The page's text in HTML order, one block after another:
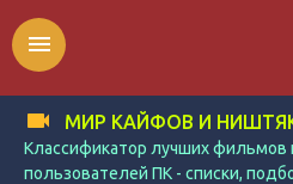
МИР КАЙФОВ И
Классификатор лучших фильмов
пользователей ПК - списки,
menu